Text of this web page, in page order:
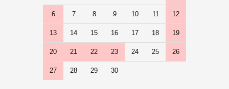
6 7 8 9 10 11 12
13 14 15 16 17 18 19
20 21 22 23 24 25 26
27 28 29 30